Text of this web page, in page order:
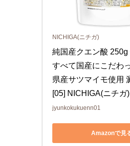
NICHIGA(ニチガ)
純国産クエン酸 250g
すべて国産にこだわ
県産サツマイモ使用
[05] NICHIGA(ニチガ)
jyunkokukuenn01
Amazonで見